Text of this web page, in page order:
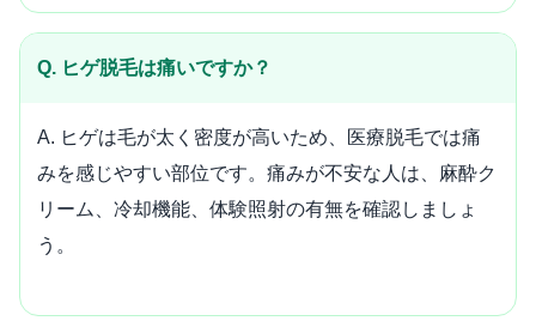
Q. ヒゲ脱毛は痛いですか？
A. ヒゲは毛が太く密度が高いため、医療脱毛では痛
みを感じやすい部位です。痛みが不安な人は、麻酔ク
リーム、冷却機能、体験照射の有無を確認しましょ
う。